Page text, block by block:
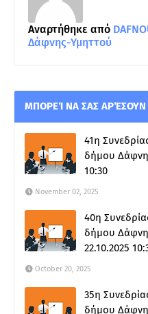
Αναρτήθηκε από
Δάφνης-Υμηττού
ΜΠΟΡΕΊ ΝΑ ΣΑΣ ΑΡΈΣΟΥΝ
41η
δήμου
10:30
November 02, 2025
40η
δήμου
22.10.2025
October 20, 2025
35η
δήμου